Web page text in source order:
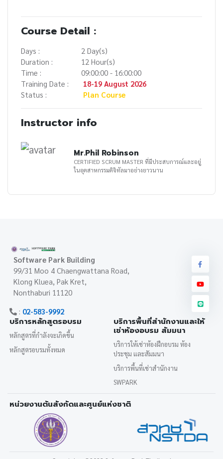
Course Detail :
Days :
2 Day(s)
Duration :
12 Hour(s)
Time :
09:00:00 - 16:00:00
Training Date :
18-19 August 2026
Status :
Plan Course
Instructor info
Mr.Phil Robinson
CERTIFIED SCRUM MASTER ที่มีประสบการณ์และอยู่
ในอุตสาหกรรมดิจิทัลมาอย่างยาวนาน
Software Park Building
99/31 Moo 4 Chaengwattana Road,
Klong Kluea, Pak Kret,
Nonthaburi 11120
: 02-583-9992
บริการหลักสูตรอบรม
หลักสูตรที่กำลังจะเกิดขึ้น
หลักสูตรอบรมทั้งหมด
บริการพื้นที่สำนักงานและให้
เช่าห้องอบรม สัมมนา
บริการให้เช่าห้องฝึกอบรม ห้อง
ประชุม และสัมมนา
บริการพื้นที่เช่าสำนักงาน
SWPARK
หน่วยงานต้นสังกัดและศูนย์แห่งชาติ